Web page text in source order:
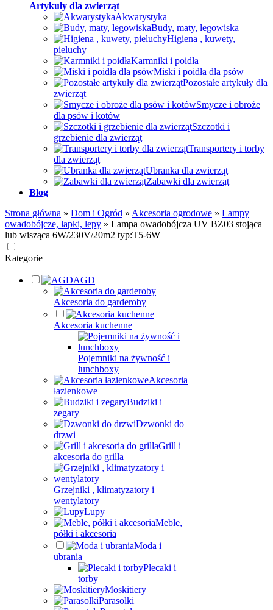
Artykuły dla zwierząt
Akwarystyka
Budy, maty, legowiska
Higiena , kuwety,
pieluchy
Karmniki i poidła
Miski i poidła dla psów
Pozostałe artykuły dla
zwierząt
Smycze i obroże
dla psów i kotów
Szczotki i
grzebienie dla zwierząt
Transportery i torby
dla zwierząt
Ubranka dla zwierząt
Zabawki dla zwierząt
Blog
Strona główna » Dom i Ogród » Akcesoria ogrodowe » Lampy
owadobójcze, łapki, lepy » Lampa owadobójcza UV BZ03 stojąca
lub wisząca 6W/230V/20m2 typ:T5-6W
Kategorie
AGD
Akcesoria do garderoby
Akcesoria kuchenne
Pojemniki na żywność i
lunchboxy
Akcesoria
łazienkowe
Budziki i
zegary
Dzwonki do
drzwi
Grill i
akcesoria do grilla
Grzejniki , klimatyzatory i
wentylatory
Lupy
Meble,
półki i akcesoria
Moda i
ubrania
Plecaki i
torby
Moskitiery
Parasolki